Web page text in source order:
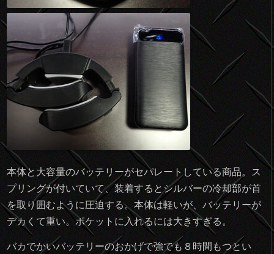
本体と大容量のバッテリーがセパレートしている商品。ス
プリングが付いていて、装着するとシルバーの冷却部が首
を取り囲むように圧迫する。本体は軽いが、バッテリーが
デカくて重い。ポケットに入れるには大きすぎる。
バカでかいバッテリーのおかげで強でも８時間もつとい